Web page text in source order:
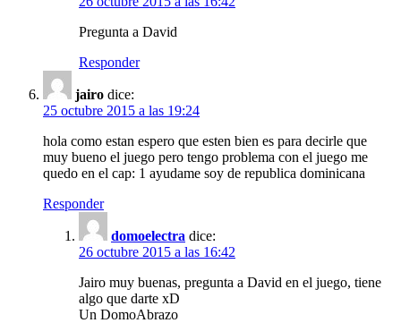
Pregunta a David
Responder
jairo dice:
25 octubre 2015 a las 19:24
hola como estan espero que esten bien es para decirle que
muy bueno el juego pero tengo problema con el juego me
quedo en el cap: 1 ayudame soy de republica dominicana
Responder
domoelectra dice:
26 octubre 2015 a las 16:42
Jairo muy buenas, pregunta a David en el juego, tiene
algo que darte xD
Un DomoAbrazo